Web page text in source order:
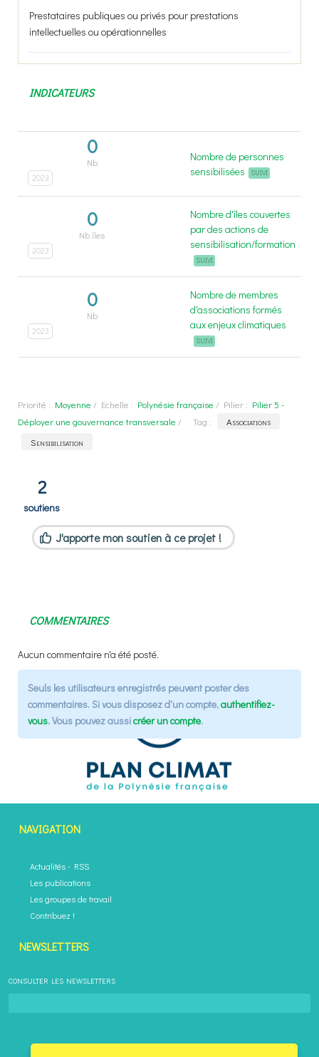
Prestataires publiques ou privés pour prestations
intellectuelles ou opérationnelles
INDICATEURS
0
Nb
2023
Nombre de personnes
sensibilisées
SUIVI
0
Nb îles
2023
Nombre d'îles couvertes
par des actions de
sensibilisation/formation
SUIVI
0
Nb
2023
Nombre de membres
d'associations formés
aux enjeux climatiques
SUIVI
Priorité : Moyenne / Echelle : Polynésie française / Pilier : Pilier 5 -
Déployer une gouvernance transversale / Tag :
Associations
Sensibilisation
2
soutiens
J'apporte mon soutien à ce projet !
COMMENTAIRES
Aucun commentaire n'a été posté.
Seuls les utilisateurs enregistrés peuvent poster des
commentaires. Si vous disposez d'un compte,authentifiez-
vous. Vous pouvez aussicréer un compte.
NAVIGATION
Actualités- RSS
Les publications
Les groupes de travail
Contribuez !
NEWSLETTERS
CONSULTER LES NEWSLETTERS